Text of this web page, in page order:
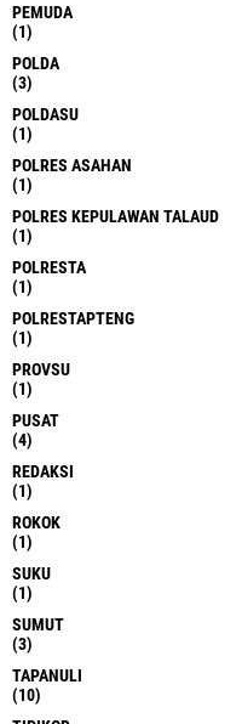
PEMUDA
(1)
POLDA
(3)
POLDASU
(1)
POLRES ASAHAN
(1)
POLRES KEPULAWAN TALAUD
(1)
POLRESTA
(1)
POLRESTAPTENG
(1)
PROVSU
(1)
PUSAT
(4)
REDAKSI
(1)
ROKOK
(1)
SUKU
(1)
SUMUT
(3)
TAPANULI
(10)